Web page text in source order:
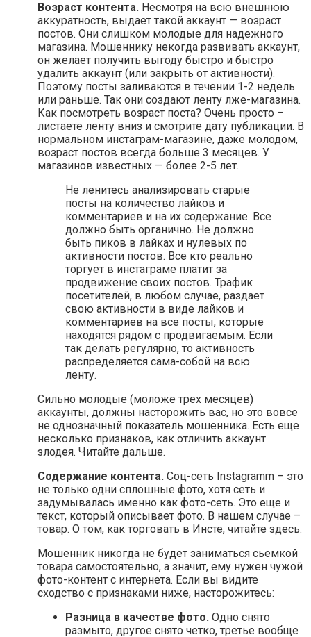
Возраст контента. Несмотря на всю внешнюю
аккуратность, выдает такой аккаунт — возраст
постов. Они слишком молодые для надежного
магазина. Мошеннику некогда развивать аккаунт,
он желает получить выгоду быстро и быстро
удалить аккаунт (или закрыть от активности).
Поэтому посты заливаются в течении 1-2 недель
или раньше. Так они создают ленту лже-магазина.
Как посмотреть возраст поста? Очень просто –
листаете ленту вниз и смотрите дату публикации. В
нормальном инстаграм-магазине, даже молодом,
возраст постов всегда больше 3 месяцев. У
магазинов известных — более 2-5 лет.
Не ленитесь анализировать старые
посты на количество лайков и
комментариев и на их содержание. Все
должно быть органично. Не должно
быть пиков в лайках и нулевых по
активности постов. Все кто реально
торгует в инстаграме платит за
продвижение своих постов. Трафик
посетителей, в любом случае, раздает
свою активности в виде лайков и
комментариев на все посты, которые
находятся рядом с продвигаемым. Если
так делать регулярно, то активность
распределяется сама-собой на всю
ленту.
Сильно молодые (моложе трех месяцев)
аккаунты, должны насторожить вас, но это вовсе
не однозначный показатель мошенника. Есть еще
несколько признаков, как отличить аккаунт
злодея. Читайте дальше.
Содержание контента. Соц-сеть Instagramm – это
не только одни сплошные фото, хотя сеть и
задумывалась именно как фото-сеть. Это еще и
текст, который описывает фото. В нашем случае –
товар. О том, как торговать в Инсте, читайте здесь.
Мошенник никогда не будет заниматься сьемкой
товара самостоятельно, а значит, ему нужен чужой
фото-контент с интернета. Если вы видите
сходство с признаками ниже, насторожитесь:
Разница в качестве фото. Одно снято
размыто, другое снято четко, третье вообще